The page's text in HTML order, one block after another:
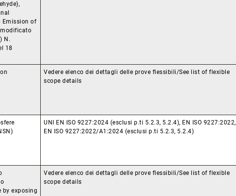
Emission of
N.
18
Vedere elenco dei dettagli delle prove flessibili/See list of flexible
scope details
UNI EN ISO 9227:2024 (esclusi p.ti 5.2.3, 5.2.4), EN ISO 9227:2022,
EN ISO 9227:2022/A1:2024 (esclusi p.ti 5.2.3, 5.2.4)
by exposing
Vedere elenco dei dettagli delle prove flessibili/See list of flexible
scope details